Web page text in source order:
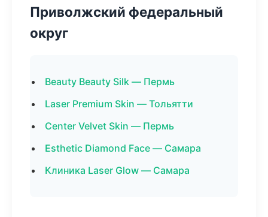
Приволжский федеральный
округ
Beauty Beauty Silk — Пермь
Laser Premium Skin — Тольятти
Center Velvet Skin — Пермь
Esthetic Diamond Face — Самара
Клиника Laser Glow — Самара